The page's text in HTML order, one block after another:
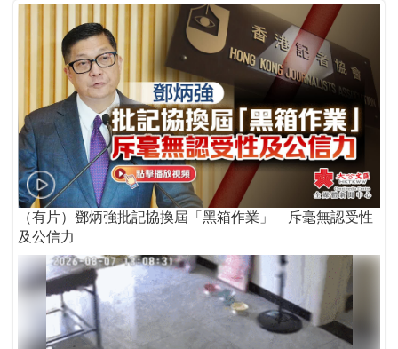
（有片）鄧炳強批記協換屆「黑箱作業」 斥毫無認受性
及公信力